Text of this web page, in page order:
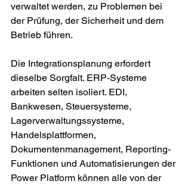
verwaltet werden, zu Problemen bei
der Prüfung, der Sicherheit und dem
Betrieb führen.
Die Integrationsplanung erfordert
dieselbe Sorgfalt. ERP-Systeme
arbeiten selten isoliert. EDI,
Bankwesen, Steuersysteme,
Lagerverwaltungssysteme,
Handelsplattformen,
Dokumentenmanagement, Reporting-
Funktionen und Automatisierungen der
Power Platform können alle von der